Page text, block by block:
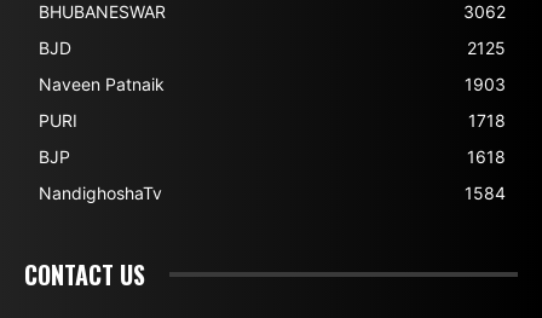
BHUBANESWAR
3062
BJD
2125
Naveen Patnaik
1903
PURI
1718
BJP
1618
NandighoshaTv
1584
CONTACT US